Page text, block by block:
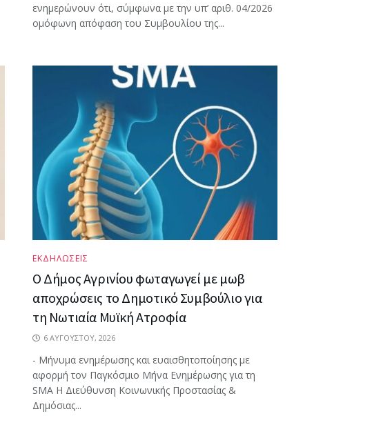
ενημερώνουν ότι, σύμφωνα με την υπ’ αριθ. 04/2026
ομόφωνη απόφαση του Συμβουλίου της...
ΕΚΔΗΛΩΣΕΙΣ
Ο Δήμος Αγρινίου φωταγωγεί με μωβ
αποχρώσεις το Δημοτικό Συμβούλιο για
τη Νωτιαία Μυϊκή Ατροφία
6 ΑΥΓΟΎΣΤΟΥ, 2026
- Μήνυμα ενημέρωσης και ευαισθητοποίησης με
αφορμή τον Παγκόσμιο Μήνα Ενημέρωσης για τη
SMA Η Διεύθυνση Κοινωνικής Προστασίας &
Δημόσιας...